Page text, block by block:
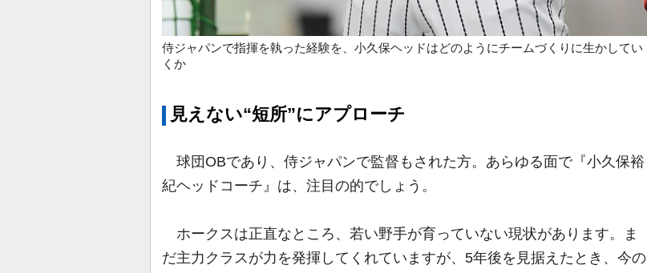
侍ジャパンで指揮を執った経験を、小久保ヘッドはどのようにチームづくりに生かしてい
くか
見えない“短所”にアプローチ
球団OBであり、侍ジャパンで監督もされた方。あらゆる面で『小久保裕
紀ヘッドコーチ』は、注目の的でしょう。
ホークスは正直なところ、若い野手が育っていない現状があります。ま
だ主力クラスが力を発揮してくれていますが、5年後を見据えたとき、今の